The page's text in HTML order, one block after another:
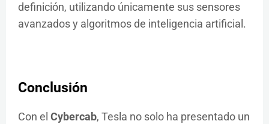
definición, utilizando únicamente sus sensores
avanzados y algoritmos de inteligencia artificial.
Conclusión
Con el Cybercab, Tesla no solo ha presentado un